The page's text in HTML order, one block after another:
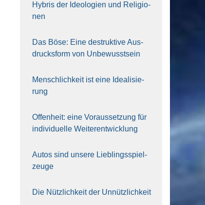
Hybris der Ideo­lo­gien und Reli­gio­
nen
Das Böse: Eine destruk­ti­ve Aus­
drucks­form von Unbe­wusst­sein
Mensch­lich­keit ist eine Idea­li­sie­
rung
Offen­heit: eine Vor­aus­set­zung für
indi­vi­du­el­le Wei­ter­ent­wick­lung
Autos sind unse­re Lieb­lings­spiel­
zeu­ge
Die Nütz­lich­keit der Unnütz­lich­keit